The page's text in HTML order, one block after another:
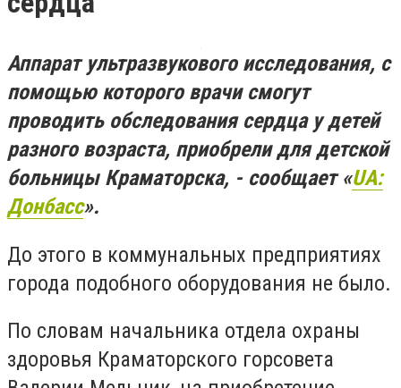
Аппарат ультразвукового исследования, с
помощью которого врачи смогут
проводить обследования сердца у детей
разного возраста, приобрели для детской
больницы Краматорска, - сообщает «UA:
Донбасс».
До этого в коммунальных предприятиях
города подобного оборудования не было.
По словам начальника отдела охраны
здоровья Краматорского горсовета